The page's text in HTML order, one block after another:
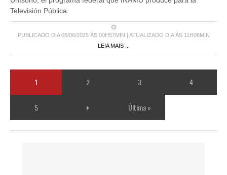
Televisión Pública.
PUBLICADO DIA 05/06/2025 ÀS 00H57MIN | ATUALIZADO DIA ÀS 11H08MIN
LEIA MAIS ...
1 2 3 4
5 Última »